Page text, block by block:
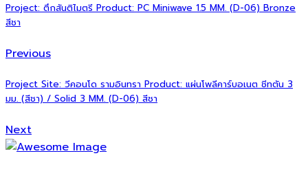
Project: ตึกสันติไมตรี Product: PC Miniwave 1.5 MM. (D-06) Bronze
สีชา
Previous
Project Site: วีคอนโด รามอินทรา Product: แผ่นโพลีคาร์บอเนต ชีทตัน 3
มม. (สีชา) / Solid 3 MM. (D-06) สีชา
Next